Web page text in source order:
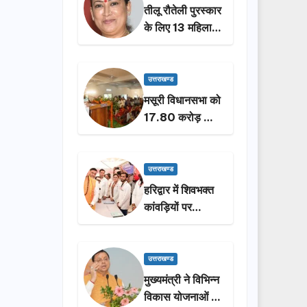
तीलू रौतेली पुरस्कार
के लिए 13 महिलाओं
का चयन, 35
कार्यकर्तियां भी होंगी
सम्मानित…
उत्तराखण्ड
मसूरी विधानसभा को
17.80 करोड़ की
विकास योजनाओं की
ने किया लोकार्पण-
शिलान्यास.
उत्तराखण्ड
हरिद्वार में शिवभक्त
कांवड़ियों पर
पुष्पवर्षा, मुख्यमंत्री
प्रक्षालन…
उत्तराखण्ड
मुख्यमंत्री ने विभिन्न
विकास योजनाओं के